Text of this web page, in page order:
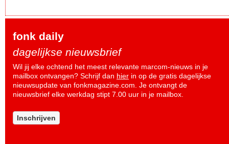
fonk daily
dagelijkse nieuwsbrief
Wil jij elke ochtend het meest relevante marcom-nieuws in je
mailbox ontvangen? Schrijf dan hier in op de gratis dagelijkse
nieuwsupdate van fonkmagazine.com. Je ontvangt de
nieuwsbrief elke werkdag stipt 7.00 uur in je mailbox.
Inschrijven